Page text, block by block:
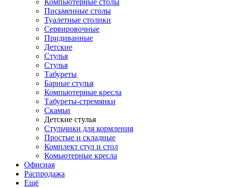
Компьютерные столы
Письменные столы
Туалетные столики
Сервировочные
Придиванные
Детские
Стулья
Стулья
Табуреты
Барные стулья
Компьютерные кресла
Табуреты-стремянки
Скамьи
Детские стулья
Стульчики для кормления
Простые и складные
Комплект стул и стол
Комьютерные кресла
Офисная
Распродажа
Eщё